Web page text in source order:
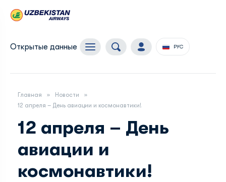
Открытые данные РУС
Главная
Новости
12 апреля – День авиации и космонавтики!
12 апреля – День
авиации и
космонавтики!